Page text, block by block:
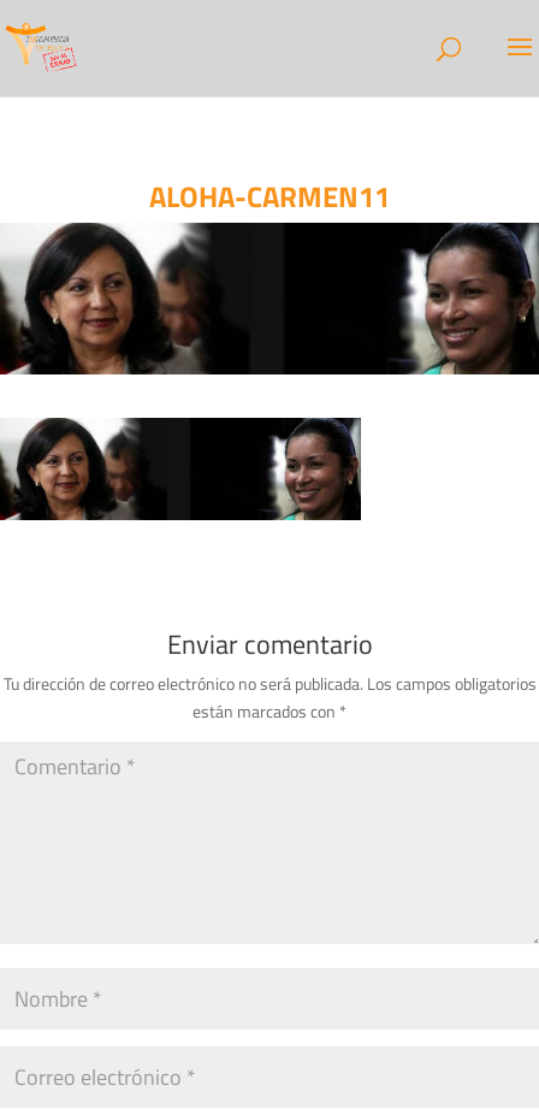
ALOHA-CARMEN11
Enviar comentario
Tu dirección de correo electrónico no será publicada. Los campos obligatorios
están marcados con *